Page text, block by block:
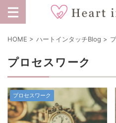
HOME > ハートインタッチBlog >
プロセスワーク
プロセスワーク